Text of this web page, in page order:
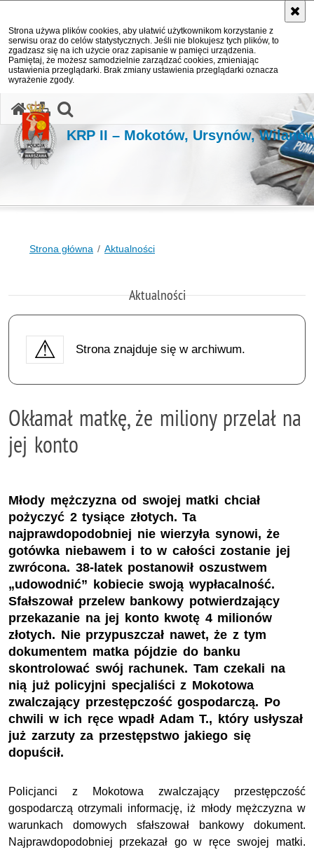
Strona używa plików cookies, aby ułatwić użytkownikom korzystanie z
serwisu oraz do celów statystycznych. Jeśli nie blokujesz tych plików, to
zgadzasz się na ich użycie oraz zapisanie w pamięci urządzenia.
Pamiętaj, że możesz samodzielnie zarządzać cookies, zmieniając
ustawienia przeglądarki. Brak zmiany ustawienia przeglądarki oznacza
wyrażenie zgody.
KRP II – Mokotów, Ursynów,
Strona główna Aktualności
Aktualności
Strona znajduje się w archiwum.
Okłamał matkę, że miliony przelał na
jej konto
Młody mężczyzna od swojej matki chciał
pożyczyć 2 tysiące złotych. Ta
najprawdopodobniej nie wierzyła synowi, że
gotówka niebawem i to w całości zostanie jej
zwrócona. 38-latek postanowił oszustwem
„udowodnić” kobiecie swoją wypłacalność.
Sfałszował przelew bankowy potwierdzający
przekazanie na jej konto kwotę 4 milionów
złotych. Nie przypuszczał nawet, że z tym
dokumentem matka pójdzie do banku
skontrolować swój rachunek. Tam czekali na
nią już policyjni specjaliści z Mokotowa
zwalczający przestępczość gospodarczą. Po
chwili w ich ręce wpadł Adam T., który usłyszał
już zarzuty za przestępstwo jakiego się
dopuścił.
Policjanci z Mokotowa zwalczający przestępczość
gospodarczą otrzymali informację, iż młody mężczyzna w
warunkach domowych sfałszował bankowy dokument.
Najprawdopodobniej przekazał go w ręce swojej matki.